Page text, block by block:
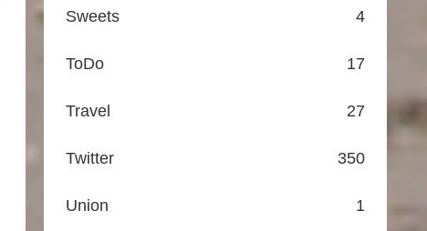
Sweets 4
ToDo 17
Travel 27
Twitter 350
Union 1